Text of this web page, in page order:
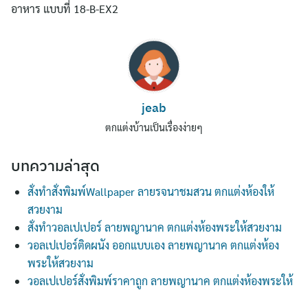
อาหาร แบบที่ 18-B-EX2
jeab
ตกแต่งบ้านเป็นเรื่องง่ายๆ
บทความล่าสุด
สั่งทำสั่งพิมพ์Wallpaper ลายรจนาชมสวน ตกแต่งห้องให้
สวยงาม
สั่งทำวอลเปเปอร์ ลายพญานาค ตกแต่งห้องพระให้สวยงาม
วอลเปเปอร์ติดผนัง ออกแบบเอง ลายพญานาค ตกแต่งห้อง
พระให้สวยงาม
วอลเปเปอร์สั่งพิมพ์ราคาถูก ลายพญานาค ตกแต่งห้องพระให้